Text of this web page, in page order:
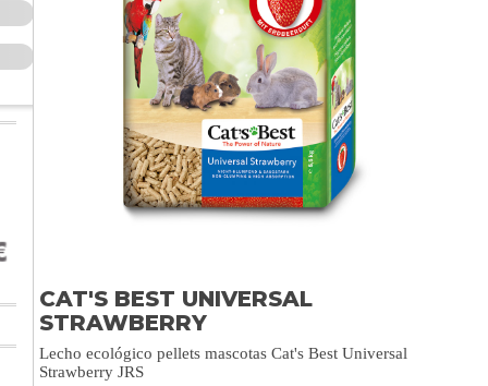
CAT'S BEST UNIVERSAL
STRAWBERRY
Lecho ecológico pellets mascotas Cat's Best Universal
Strawberry JRS